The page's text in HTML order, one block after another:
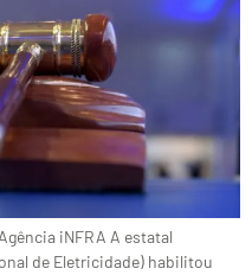
iNFRA A estatal
de Eletricidade) habilitou